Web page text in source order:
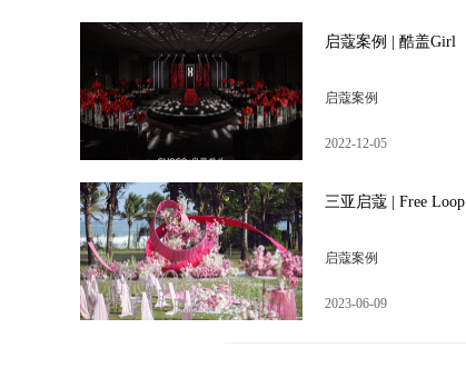
启蔻案例 | 酷盖Girl
启蔻案例
2022-12-05
三亚启蔻 | Free Loop
启蔻案例
2023-06-09